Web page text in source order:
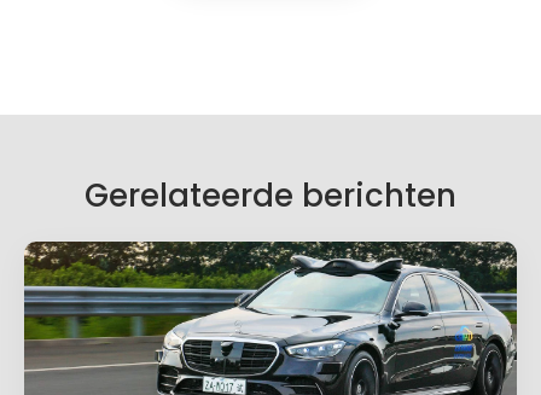
Je e-mailadres wordt niet gepubliceerd.
Naam
Gerelateerde berichten